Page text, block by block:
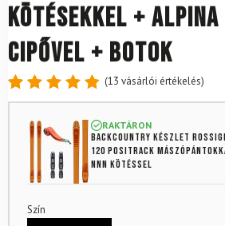
kötésekkel +
cipővel + botok
Értékelés
5-ből,
13
értékelés
alapján
(13 vásárlói értékelés)
RAKTÁRON
Backcountry készlet
120 Positrack
NNN kötéssel
Szín